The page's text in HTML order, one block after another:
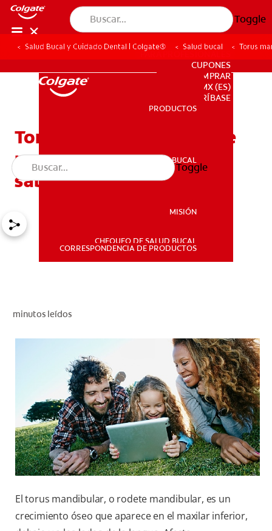
Toggle
PRODUCTOS
SALUD BUCAL
PARA PROFESIONALES
CUPONES
DONDE COMPRAR
MX (ES)
SUSCRÍBASE
PARA PROFESIONALES
CUPONES
DONDE COMPRAR
MX (ES)
SUSCRÍBASE
PRODUCTOS
SALUD BUCAL
MISIÓN
CHEQUEO DE SALUD BUCAL
CORRESPONDENCIA DE PRODUCTOS
Toggle
Salud Bucal y Cuidado Dental | Colgate® Salud bucal Torus
Torus mandibular (rodete
mandibular): Qué debe
saber
minutos leídos
El torus mandibular, o rodete mandibular, es un
crecimiento óseo que aparece en el maxilar inferior,